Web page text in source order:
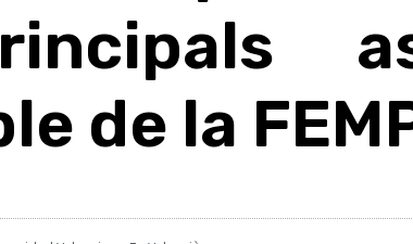
de la